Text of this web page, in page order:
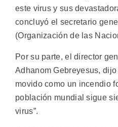
este virus y sus
concluyó el secretario
(Organización de las
Por su parte, el director
Adhanom Gebreyesus,
movido como un incendio
población mundial sigue
virus”.